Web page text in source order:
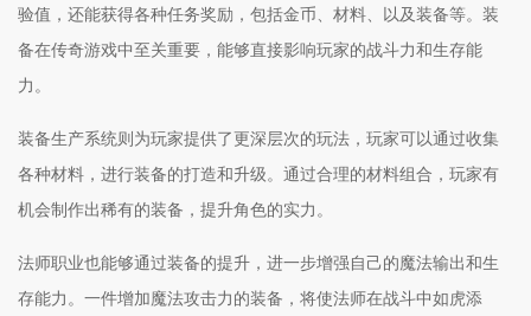
验值，还能获得各种任务奖励，包括金币、材料、以及装备等。装
备在传奇游戏中至关重要，能够直接影响玩家的战斗力和生存能
力。
装备生产系统则为玩家提供了更深层次的玩法，玩家可以通过收集
各种材料，进行装备的打造和升级。通过合理的材料组合，玩家有
机会制作出稀有的装备，提升角色的实力。
法师职业也能够通过装备的提升，进一步增强自己的魔法输出和生
存能力。一件增加魔法攻击力的装备，将使法师在战斗中如虎添